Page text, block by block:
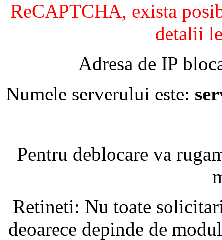
ReCAPTCHA, exista
detalii
Adresa de IP
Numele serverului este:
Pentru deblocare va
Retineti: Nu toate
deoarece depinde de